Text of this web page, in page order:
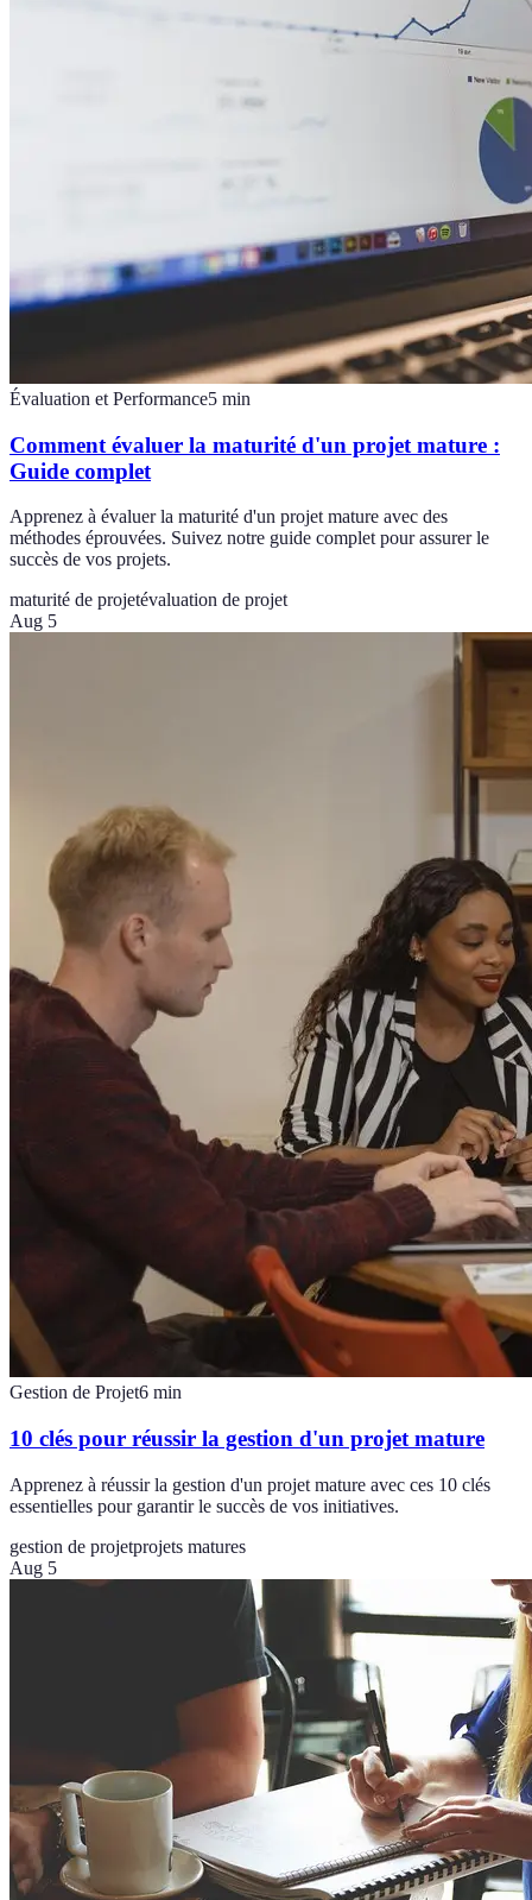
Évaluation et Performance5 min
Comment évaluer la maturité d'un projet mature :
Guide complet
Apprenez à évaluer la maturité d'un projet mature avec des
méthodes éprouvées. Suivez notre guide complet pour assurer le
succès de vos projets.
maturité de projetévaluation de projet
Aug 5
Gestion de Projet6 min
10 clés pour réussir la gestion d'un projet mature
Apprenez à réussir la gestion d'un projet mature avec ces 10 clés
essentielles pour garantir le succès de vos initiatives.
gestion de projetprojets matures
Aug 5